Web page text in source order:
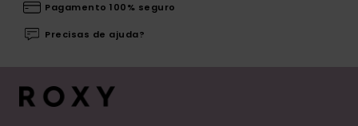
Pagamento 100% seguro
Precisas de ajuda?